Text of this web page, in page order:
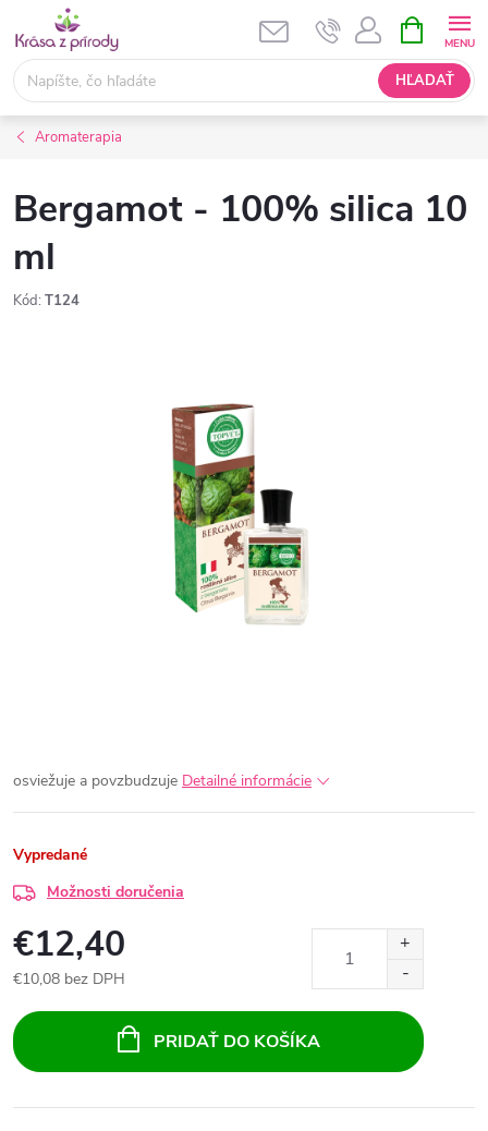
obsah
HĽADAŤ
KOŠÍK
Aromaterapia
Bergamot - 100% silica 10
ml
Kód: T124
osviežuje a povzbudzuje Detailné informácie
Vypredané
Možnosti doručenia
€12,40
€10,08 bez DPH
cena:
PRIDAŤ DO KOŠÍKA